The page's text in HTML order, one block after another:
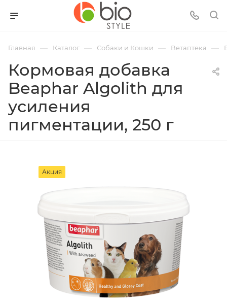
Главная — Каталог — Собаки и Кошки — Ветаптека —
Кормовая добавка
Beaphar Algolith для
усиления
пигментации, 250 г
Акция